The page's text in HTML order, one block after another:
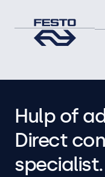
Hulp of
Direct
specialist.